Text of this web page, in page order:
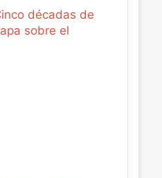
décadas de
sobre el